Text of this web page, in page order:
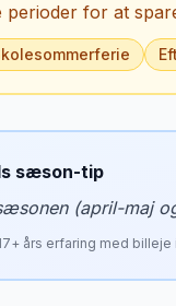
perioder for at
sæson-tip
(april-maj
+ års erfaring med billeje i